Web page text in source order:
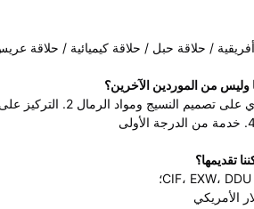
/ حلاقة حبل / حلاقة كيميائية / حلاقة
الأمريكي